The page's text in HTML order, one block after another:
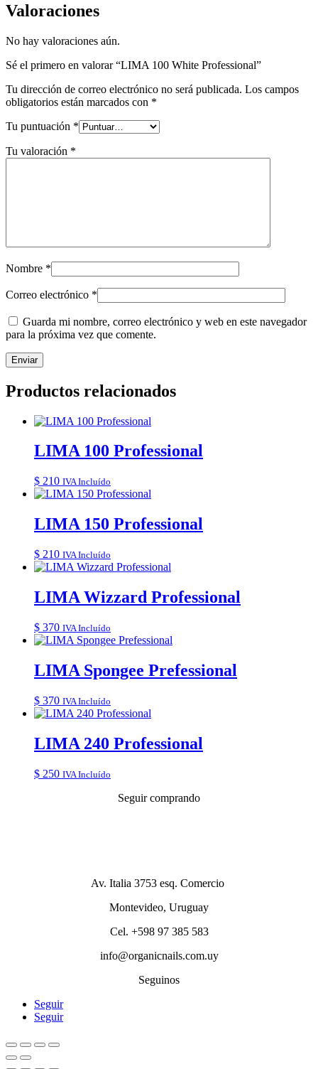
Valoraciones
No hay valoraciones aún.
Sé el primero en valorar “LIMA 100 White Professional”
Tu dirección de correo electrónico no será publicada. Los campos
obligatorios están marcados con *
Tu puntuación *
Tu valoración *
Nombre *
Correo electrónico *
Guarda mi nombre, correo electrónico y web en este navegador
para la próxima vez que comente.
Productos relacionados
LIMA 100 Professional
$ 210 IVA Incluído
LIMA 150 Professional
$ 210 IVA Incluído
LIMA Wizzard Professional
$ 370 IVA Incluído
LIMA Spongee Prefessional
$ 370 IVA Incluído
LIMA 240 Professional
$ 250 IVA Incluído
Seguir comprando
Av. Italia 3753 esq. Comercio
Montevideo, Uruguay
Cel. +598 97 385 583
info@organicnails.com.uy
Seguinos
Seguir
Seguir